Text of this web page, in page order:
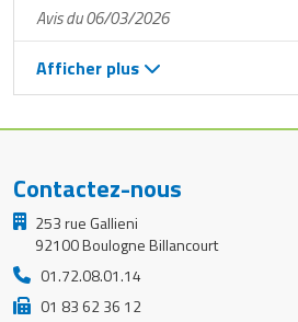
Avis du 06/03/2026
Afficher plus
Contactez-nous
253 rue Gallieni
92100 Boulogne Billancourt
01.72.08.01.14
01 83 62 36 12